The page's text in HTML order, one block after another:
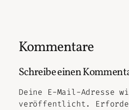
Kommentare
Schreibe einen
Deine E-Mail-Adresse
veröffentlicht.